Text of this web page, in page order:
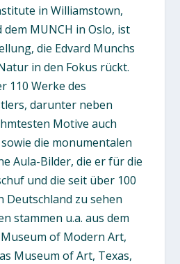
in Williamstown,
MUNCH in Oslo, ist
die Edvard Munchs
in den Fokus rückt.
110 Werke des
darunter neben
Motive auch
die monumentalen
Aula-Bilder, die er für die
und die seit über 100
Deutschland zu sehen
stammen u.a. aus dem
of Modern Art,
Museum of Art, Texas,